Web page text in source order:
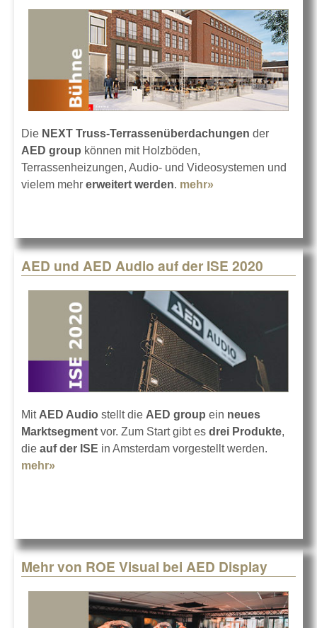
Die NEXT Truss-Terrassenüberdachungen der
AED group können mit Holzböden,
Terrassenheizungen, Audio- und Videosystemen und
vielem mehr erweitert werden. mehr»
AED und AED Audio auf der ISE 2020
Mit AED Audio stellt die AED group ein neues
Marktsegment vor. Zum Start gibt es drei Produkte,
die auf der ISE in Amsterdam vorgestellt werden.
mehr»
Mehr von ROE Visual bei AED Display